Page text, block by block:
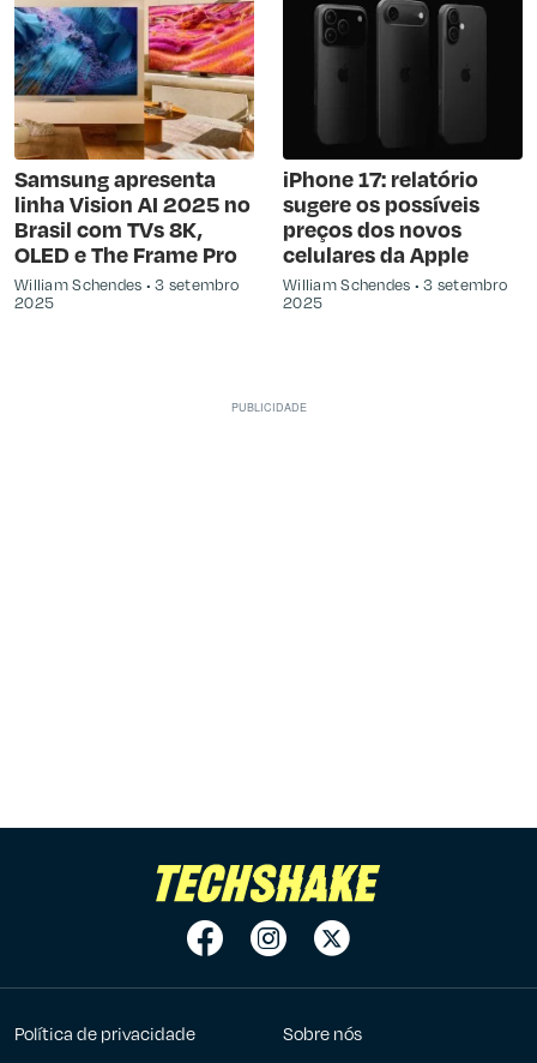
Samsung apresenta
linha Vision AI 2025 no
Brasil com TVs 8K,
OLED e The Frame Pro
William Schendes
3 setembro
2025
iPhone 17: relatório
sugere os possíveis
preços dos novos
celulares da Apple
William Schendes
3 setembro
2025
Política de privacidade
Sobre nós